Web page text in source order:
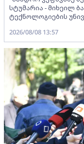
სტუმარია - მიხეილ
ტექნოლოგიების
2026/08/08 13:57